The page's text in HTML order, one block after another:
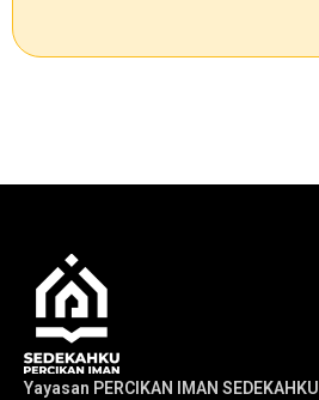
Yayasan PERCIKAN IMAN SEDEKAHKU